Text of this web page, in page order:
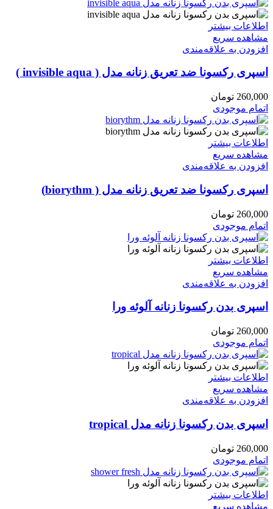
اطلاعات بیشتر
مشاهده سریع
افزودن به علاقه‌مندی
اسپری رکسونا ضد تعریق زنانه مدل ( invisible aqua )
260,000 تومان
اتمام موجودی
اطلاعات بیشتر
مشاهده سریع
افزودن به علاقه‌مندی
اسپری رکسونا ضد تعریق زنانه مدل ( biorythm)
260,000 تومان
اتمام موجودی
اطلاعات بیشتر
مشاهده سریع
افزودن به علاقه‌مندی
اسپری بدن رکسونا زنانه آلوئه ورا
260,000 تومان
اتمام موجودی
اطلاعات بیشتر
مشاهده سریع
افزودن به علاقه‌مندی
اسپری بدن رکسونا زنانه مدل tropical
260,000 تومان
اتمام موجودی
اطلاعات بیشتر
مشاهده سریع